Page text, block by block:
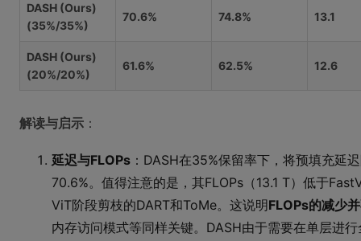
DASH (Ours)
(35%/35%)
70.6% 74.8% 13.1
DASH (Ours)
(20%/20%)
61.6% 62.5% 12.6
解读与启示 ：
延迟与FLOPs ：DASH在35%保留率下，将预填充延
70.6%。值得注意的是，其FLOPs（13.1 T）低于
ViT阶段剪枝的DART和ToMe。这说明FLOPs的减少
内存访问模式等同样关键。DASH由于需要在单层进